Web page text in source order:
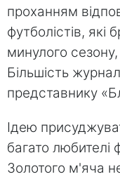
проханням
футболістів, які
минулого
Більшість
представнику
Ідею
багато любителі
Золотого м'яча